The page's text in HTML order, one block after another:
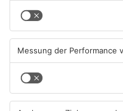
Wegen Trockenheit: Neue
Regeln auf A'burger
Friedhöfen
31.07.2026, 11:46 UHR IN KREIS
ASCHAFFENBURG